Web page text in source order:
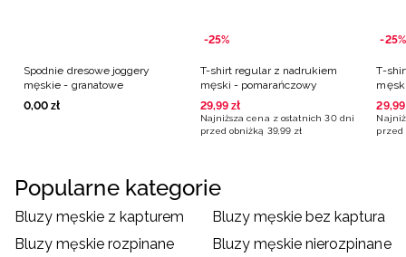
Spodnie dresowe joggery
męskie - granatowe
0,00 zł
-25%
T-shirt regular z nadrukiem
męski - pomarańczowy
29,99 zł
Najniższa cena z ostatnich 30 dni
przed obniżką 39,99 zł
-25%
T-
29,99
przed
Popularne kategorie
Bluzy męskie z kapturem
Bluzy męskie bez kaptura
Bluzy męskie rozpinane
Bluzy męskie nierozpinane